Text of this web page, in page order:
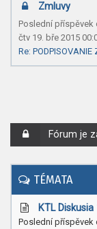
Zmluvy
Poslední příspěvek
čtv 19. bře 2015
Re:
Fórum je
TÉMATA
KTL
Poslední příspěvek